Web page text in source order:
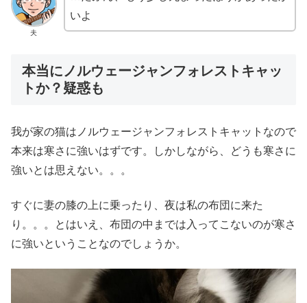
夫
いよ
本当にノルウェージャンフォレストキャッ
トか？疑惑も
我が家の猫はノルウェージャンフォレストキャットなので
本来は寒さに強いはずです。しかしながら、どうも寒さに
強いとは思えない。。。
すぐに妻の膝の上に乗ったり、夜は私の布団に来た
り。。。とはいえ、布団の中までは入ってこないのが寒さ
に強いということなのでしょうか。